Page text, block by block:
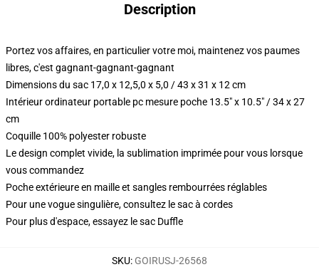
Description
Portez vos affaires, en particulier votre moi, maintenez vos paumes
libres, c'est gagnant-gagnant-gagnant
Dimensions du sac 17,0 x 12,5,0 x 5,0 / 43 x 31 x 12 cm
Intérieur ordinateur portable pc mesure poche 13.5" x 10.5" / 34 x 27
cm
Coquille 100% polyester robuste
Le design complet vivide, la sublimation imprimée pour vous lorsque
vous commandez
Poche extérieure en maille et sangles rembourrées réglables
Pour une vogue singulière, consultez le sac à cordes
Pour plus d'espace, essayez le sac Duffle
SKU: GOIRUSJ-26568